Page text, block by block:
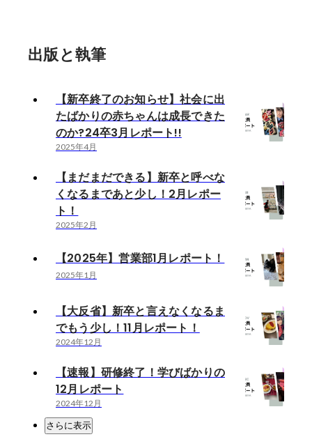
出版と執筆
【新卒終了のお知らせ】社会に出
たばかりの赤ちゃんは成長できた
のか?24卒3月レポート!!
2025年4月
【まだまだできる】新卒と呼べな
くなるまであと少し！2月レポー
ト！
2025年2月
【2025年】営業部1月レポート！
2025年1月
【大反省】新卒と言えなくなるま
でもう少し！11月レポート！
2024年12月
【速報】研修終了！学びばかりの
12月レポート
2024年12月
さらに表示